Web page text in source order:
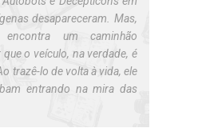
desapareceram. Mas,
encontra um caminhão
o veículo, na verdade, é
trazê-lo de volta à vida, ele
entrando na mira das